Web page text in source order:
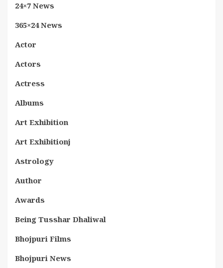
24×7 News
365×24 News
Actor
Actors
Actress
Albums
Art Exhibition
Art Exhibitionj
Astrology
Author
Awards
Being Tusshar Dhaliwal
Bhojpuri Films
Bhojpuri News